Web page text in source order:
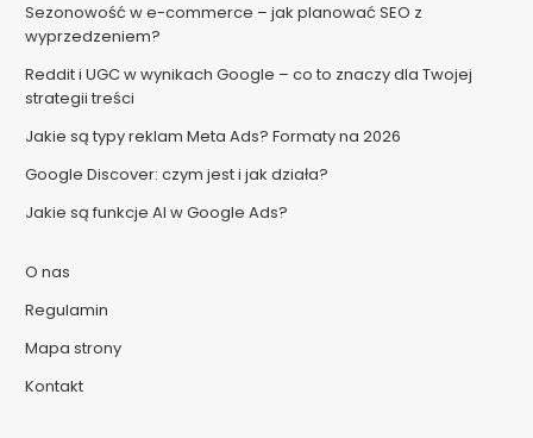
Sezonowość w e-commerce – jak planować SEO z
wyprzedzeniem?
Reddit i UGC w wynikach Google – co to znaczy dla Twojej
strategii treści
Jakie są typy reklam Meta Ads? Formaty na 2026
Google Discover: czym jest i jak działa?
Jakie są funkcje AI w Google Ads?
O nas
Regulamin
Mapa strony
Kontakt